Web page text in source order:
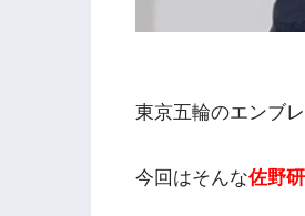
東京五輪のエンブ
今回はそんな佐野